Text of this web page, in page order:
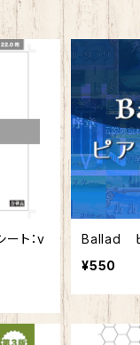
ト：v
Ballad
¥550